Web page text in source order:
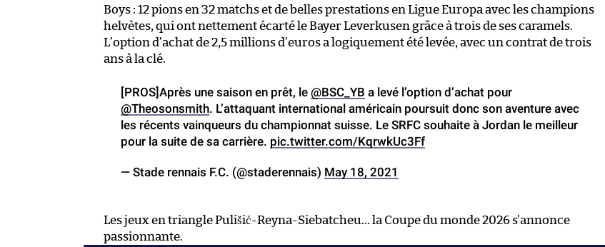
Boys : 12 pions en 32 matchs et de belles prestations en Ligue Europa avec les champions
helvètes, qui ont nettement écarté le Bayer Leverkusen grâce à trois de ses caramels.
L’option d’achat de 2,5 millions d’euros a logiquement été levée, avec un contrat de trois
ans à la clé.
[PROS]Après une saison en prêt, le @BSC_YB a levé l’option d’achat pour
@Theosonsmith. L’attaquant international américain poursuit donc son aventure avec
les récents vainqueurs du championnat suisse. Le SRFC souhaite à Jordan le meilleur
pour la suite de sa carrière. pic.twitter.com/KqrwkUc3Ff
— Stade rennais F.C. (@staderennais) May 18, 2021
Les jeux en triangle Pulišić-Reyna-Siebatcheu… la Coupe du monde 2026 s’annonce
passionnante.